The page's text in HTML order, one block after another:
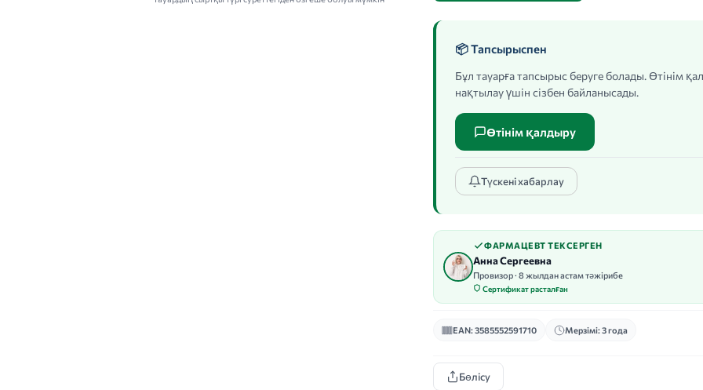
📦 Тапсырыспен
Бұл тауарға тапсырыс беруге болады. Өтінім
нақтылау үшін сізбен байланысады.
Өтінім қалдыру
Түскені хабарлау
ФАРМАЦЕВТ ТЕКСЕРГЕН
Анна Сергеевна
Провизор · 8 жылдан астам тәжірибе
Сертификат расталған
EAN: 3585552591710 Мерзімі: 3 года
Бөлісу